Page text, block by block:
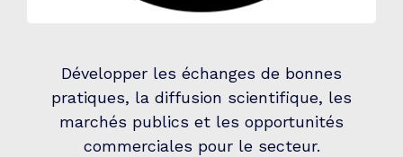
Développer les échanges de bonnes
pratiques, la diffusion scientifique, les
marchés publics et les opportunités
commerciales pour le secteur.